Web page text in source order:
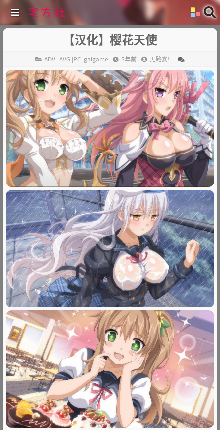
【汉化】樱花天使
ADV | AVG |PC, galgame 5年前 无路赛！